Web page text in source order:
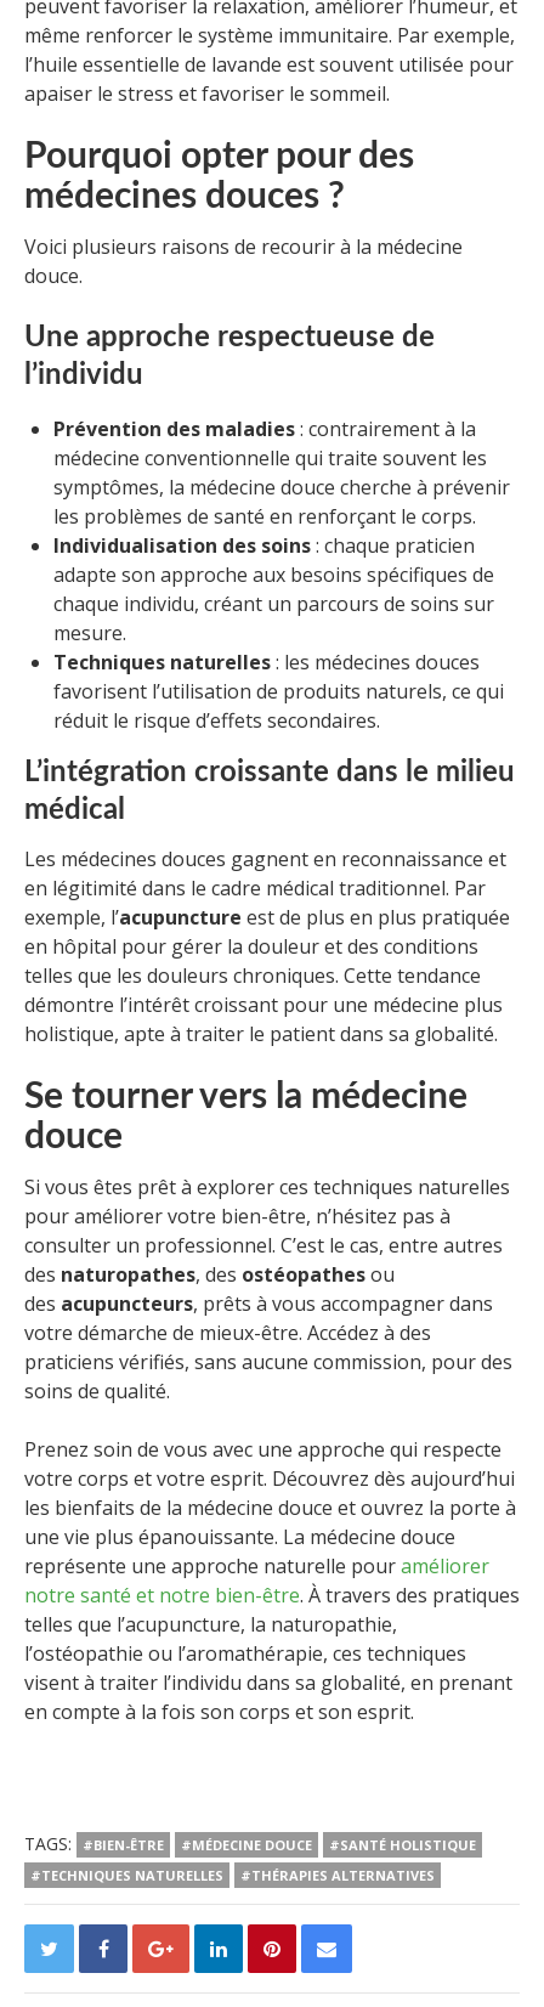
peuvent favoriser la relaxation, améliorer l’humeur, et
même renforcer le système immunitaire. Par exemple,
l’huile essentielle de lavande est souvent utilisée pour
apaiser le stress et favoriser le sommeil.
Pourquoi opter pour des
médecines douces ?
Voici plusieurs raisons de recourir à la médecine
douce.
Une approche respectueuse de
l’individu
Prévention des maladies: contrairement à la
médecine conventionnelle qui traite souvent les
symptômes, la médecine douce cherche à prévenir
les problèmes de santé en renforçant le corps.
Individualisation des soins: chaque praticien
adapte son approche aux besoins spécifiques de
chaque individu, créant un parcours de soins sur
mesure.
Techniques naturelles: les médecines douces
favorisent l’utilisation de produits naturels, ce qui
réduit le risque d’effets secondaires.
L’intégration croissante dans le milieu
médical
Les médecines douces gagnent en reconnaissance et
en légitimité dans le cadre médical traditionnel. Par
exemple, l’acupuncture est de plus en plus pratiquée
en hôpital pour gérer la douleur et des conditions
telles que les douleurs chroniques. Cette tendance
démontre l’intérêt croissant pour une médecine plus
holistique, apte à traiter le patient dans sa globalité.
Se tourner vers la médecine
douce
Si vous êtes prêt à explorer ces techniques naturelles
pour améliorer votre bien-être, n’hésitez pas à
consulter un professionnel. C’est le cas, entre autres
des naturopathes, des ostéopathesou
des acupuncteurs, prêts à vous accompagner dans
votre démarche de mieux-être. Accédez à des
praticiens vérifiés, sans aucune commission, pour des
soins de qualité.
Prenez soin de vous avec une approche qui respecte
votre corps et votre esprit. Découvrez dès aujourd’hui
les bienfaits de la médecine douce et ouvrez la porte à
une vie plus épanouissante. La médecine douce
représente une approche naturelle pouraméliorer
notre santé et notre bien-être. À travers des pratiques
telles que l’acupuncture, la naturopathie,
l’ostéopathie ou l’aromathérapie, ces techniques
visent à traiter l’individu dans sa globalité, en prenant
en compte à la fois son corps et son esprit.
TAGS: #BIEN-ÊTRE #MÉDECINE DOUCE
#SANTÉ HOLISTIQUE
#TECHNIQUES NATURELLES
#THÉRAPIES ALTERNATIVES